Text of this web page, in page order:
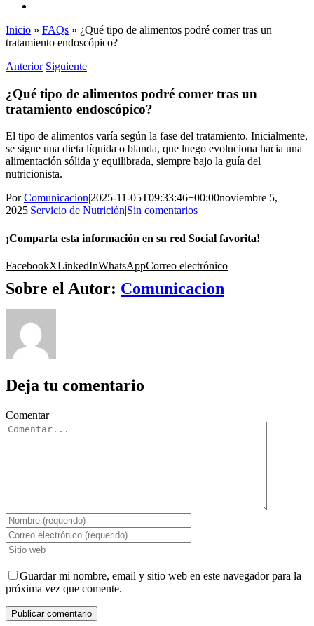
Inicio » FAQs » ¿Qué tipo de alimentos podré comer tras un
tratamiento endoscópico?
Anterior Siguiente
¿Qué tipo de alimentos podré comer tras un
tratamiento endoscópico?
El tipo de alimentos varía según la fase del tratamiento. Inicialmente,
se sigue una dieta líquida o blanda, que luego evoluciona hacia una
alimentación sólida y equilibrada, siempre bajo la guía del
nutricionista.
PorComunicacion|2025-11-05T09:33:46+00:00noviembre 5,
2025|Servicio de Nutrición|Sin comentarios
¡Comparta esta información en su red Social favorita!
FacebookXLinkedInWhatsAppCorreo electrónico
Sobre el Autor: Comunicacion
Deja tu comentario
Comentar
Guardar mi nombre, email y sitio web en este navegador para la
próxima vez que comente.